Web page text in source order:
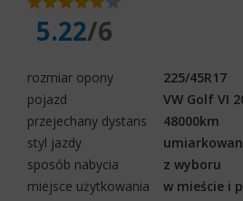
5.22/6
rozmiar opony
225/45R17
pojazd
VW Golf VI
przejechany dystans
48000km
styl jazdy
sposób nabycia
z wyboru
miejsce użytkowania
w mieście i